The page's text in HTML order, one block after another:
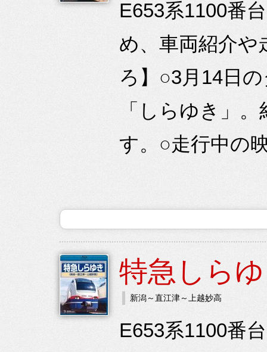
E653系1100番
め、車両紹介や
ろ】○3月14日
「しらゆき」
す。○走行中の
特急しら
新潟～直江津～上越妙高
E653系1100番